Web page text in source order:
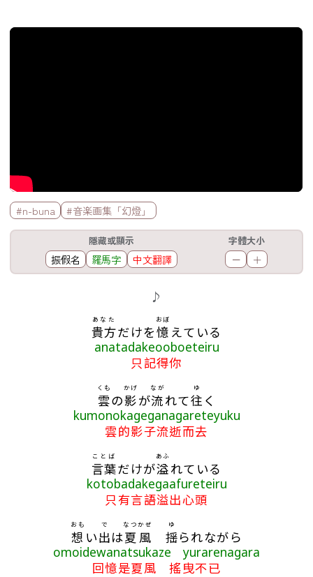
官方Youtube影片
標籤欄
#n-buna #音楽画集「幻燈」
隱藏或顯示
振假名 羅馬字 中文翻譯
字體大小
－ ＋
♪
貴方
あなた
だけを憶
おぼ
えている
anatadakeooboeteiru
只記得你
雲
くも
の影
かげ
が流
なが
れて往
ゆ
く
kumonokageganagareteyuku
雲的影子流逝而去
言葉
ことば
だけが溢
あふ
れている
kotobadakegaafureteiru
只有言語溢出心頭
想
おも
い出
で
は夏
なつ
風
かぜ
揺
ゆ
られながら
omoidewanatsukaze yurarenagara
回憶是夏風 搖曳不已